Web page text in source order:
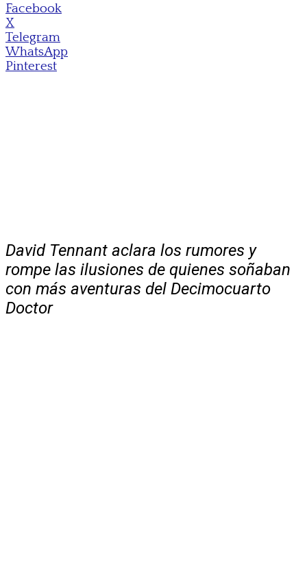
Facebook
X
Telegram
WhatsApp
Pinterest
David Tennant aclara los rumores y
rompe las ilusiones de quienes soñaban
con más aventuras del Decimocuarto
Doctor